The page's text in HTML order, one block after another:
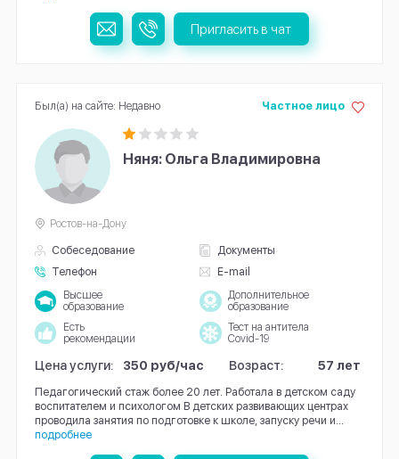
Пригласить в чат
Няня: Ольга Владимировна
Собеседование
Документы
Телефон
E-mail
Частное лицо
Ростов-на-Дону
Высшее
образование
Дополнительное
образование
Есть
рекомендации
Тест на антитела
Covid-19
Цена услуги: 350 руб/час Возраст: 57 лет
Педагогический стаж более 20 лет. Работала в детском саду
воспитателем и психологом В детских развивающих центрах
проводила занятия по подготовке к школе, запуску речи и...
подробнее
Был(а) на сайте: Недавно